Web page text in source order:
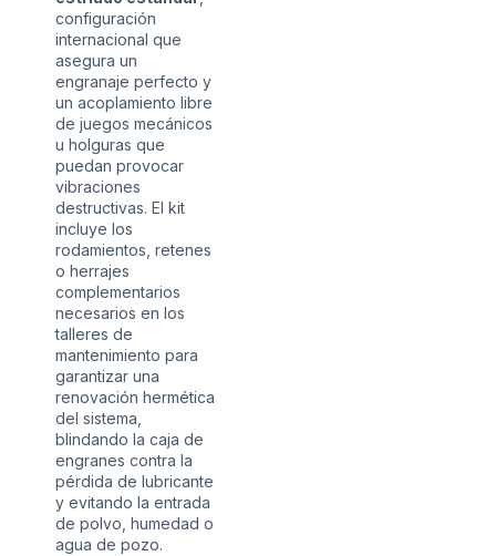
configuración
internacional que
asegura un
engranaje perfecto y
un acoplamiento libre
de juegos mecánicos
u holguras que
puedan provocar
vibraciones
destructivas. El kit
incluye los
rodamientos, retenes
o herrajes
complementarios
necesarios en los
talleres de
mantenimiento para
garantizar una
renovación hermética
del sistema,
blindando la caja de
engranes contra la
pérdida de lubricante
y evitando la entrada
de polvo, humedad o
agua de pozo.